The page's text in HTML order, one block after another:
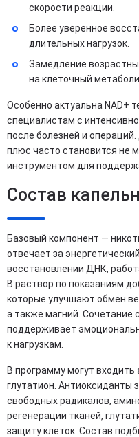
скорости реакции.
Более уверенное
длительных нагрузок.
Замедление
на клеточный
Особенно актуальна NAD+
специалистам с
после болезней и
плюс часто становится не
инструментом для
Состав
Базовый компонент —
отвечает за
восстановлении ДНК,
В раствор по показаниям
которые улучшают обмен
а также магний. Сочетание
поддерживает
к нагрузкам.
В программу могут
глутатион.
свободных радикалов,
регенерации тканей,
защиту клеток. Состав